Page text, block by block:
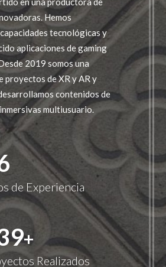
Hemos
tecnológicas y
aplicaciones de gaming
2019 somos una
proyectos de XR y AR y
contenidos de
multiusuario.
de Experiencia
+
Realizados